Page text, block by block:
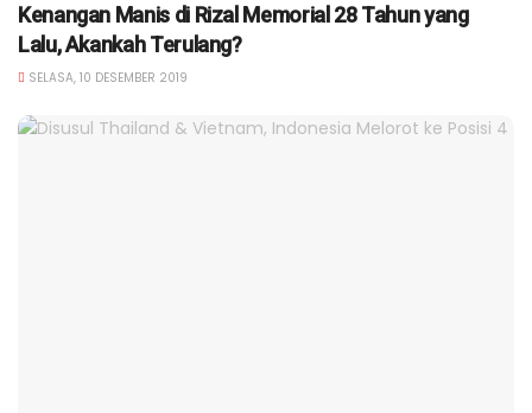
Kenangan Manis di Rizal Memorial 28 Tahun yang
Lalu, Akankah Terulang?
SELASA, 10 DESEMBER 2019